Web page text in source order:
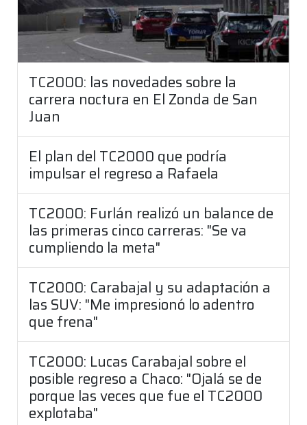
TC2000: las novedades sobre la
carrera noctura en El Zonda de San
Juan
El plan del TC2000 que podría
impulsar el regreso a Rafaela
TC2000: Furlán realizó un balance de
las primeras cinco carreras: "Se va
cumpliendo la meta"
TC2000: Carabajal y su adaptación a
las SUV: "Me impresionó lo adentro
que frena"
TC2000: Lucas Carabajal sobre el
posible regreso a Chaco: "Ojalá se de
porque las veces que fue el TC2000
explotaba"